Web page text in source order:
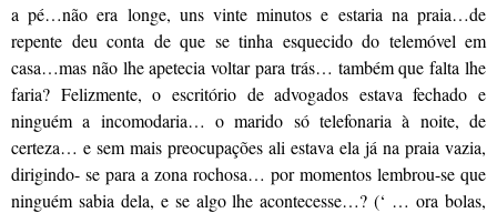
a pé…não era longe, uns vinte minutos e estaria na praia…de
repente deu conta de que se tinha esquecido do telemóvel em
casa…mas não lhe apetecia voltar para trás… também que falta lhe
faria? Felizmente, o escritório de advogados estava fechado e
ninguém a incomodaria… o marido só telefonaria à noite, de
certeza… e sem mais preocupações ali estava ela já na praia vazia,
dirigindo- se para a zona rochosa… por momentos lembrou-se que
ninguém sabia dela, e se algo lhe acontecesse…? (‘ … ora bolas,